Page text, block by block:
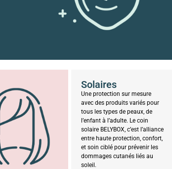
Solaires
Une protection sur mesure
avec des produits variés pour
tous les types de peaux, de
l’enfant à l’adulte. Le coin
solaire BELYBOX, c’est l’alliance
entre haute protection, confort,
et soin ciblé pour prévenir les
dommages cutanés liés au
soleil.